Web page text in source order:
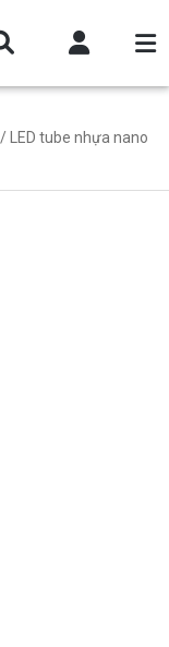
/ LED tube nhựa nano